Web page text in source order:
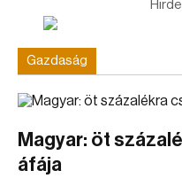
Gazdaság
Magyar: öt
áfája